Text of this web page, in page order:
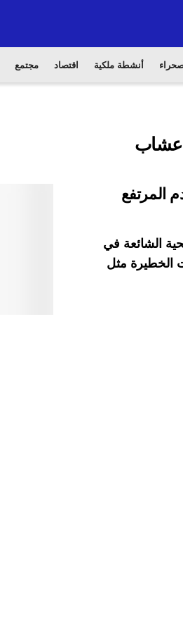
أنشطة ملكية اقتصاد مجتمع
الشائعة في
الخطيرة مثل